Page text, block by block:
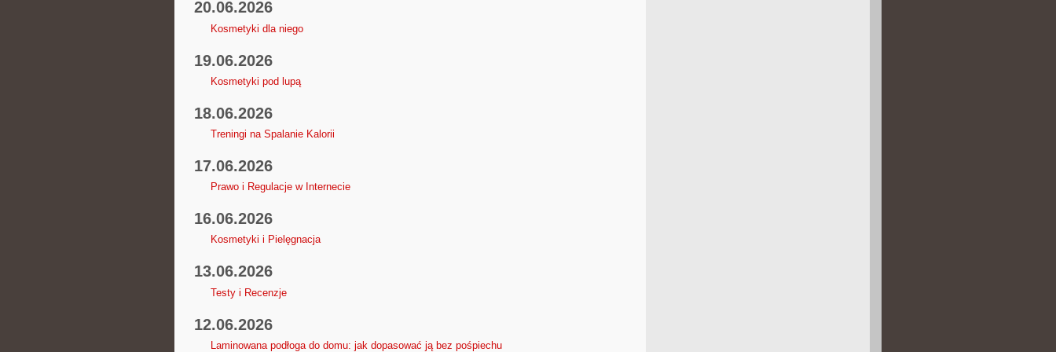
20.06.2026
Kosmetyki dla niego
19.06.2026
Kosmetyki pod lupą
18.06.2026
Treningi na Spalanie Kalorii
17.06.2026
Prawo i Regulacje w Internecie
16.06.2026
Kosmetyki i Pielęgnacja
13.06.2026
Testy i Recenzje
12.06.2026
Laminowana podłoga do domu: jak dopasować ją bez pośpiechu